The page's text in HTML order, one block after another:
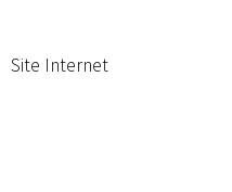
Site Internet